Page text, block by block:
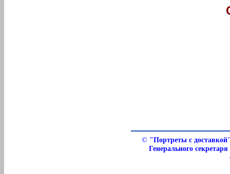
© "Портреты с
Генерального